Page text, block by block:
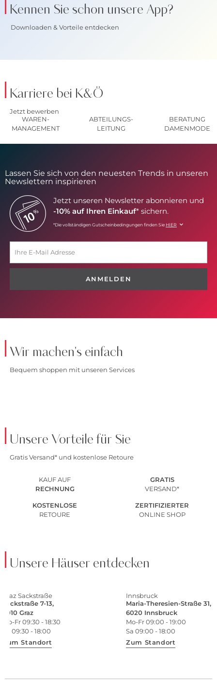
Kennen Sie schon unsere App?
Downloaden & Vorteile entdecken
Karriere bei K&Ö
Jetzt bewerben
WAREN-
MANAGEMENT
ABTEILUNGS-
LEITUNG
BERATUNG
DAMENMODE
Lassen Sie sich von den neuesten Trends in unseren
Newslettern inspirieren
Jetzt unseren Newsletter abonnieren und
-10% auf Ihren Einkauf* sichern.
*Die vollständigen Gutscheinbedingungen finden Sie HIER
ANMELDEN
Wir machen's einfach
Bequem shoppen mit unseren Services
Unsere Vorteile für Sie
Gratis Versand* und kostenlose Retoure
KAUF AUF
RECHNUNG
GRATIS
VERSAND*
KOSTENLOSE
RETOURE
ZERTIFIZIERTER
ONLINE SHOP
Unsere Häuser entdecken
Graz Sackstraße
Sackstraße 7-13,
8010 Graz
Mo-Fr 09:30 - 18:30
Sa 09:30 - 18:00
Zum Standort
Innsbruck
Maria-Theresien-Straße 31,
6020 Innsbruck
Mo-Fr 09:00 - 19:00
Sa 09:00 - 18:00
Zum Standort